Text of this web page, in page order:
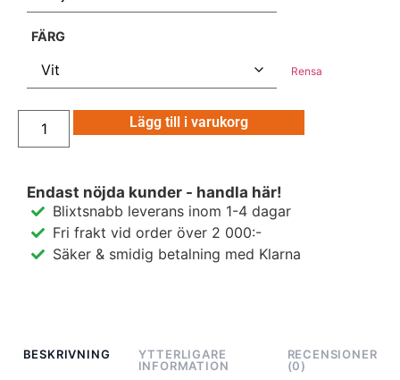
FÄRG
Rensa
Lägg till i varukorg
Endast nöjda kunder - handla här!
Blixtsnabb leverans inom 1-4 dagar
Fri frakt vid order över 2 000:-
Säker & smidig betalning med Klarna
BESKRIVNING
YTTERLIGARE
INFORMATION
RECENSIONER
(0)